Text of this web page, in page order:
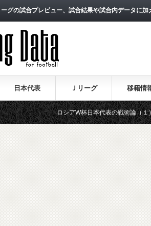
グの試合プレビュー、試合結果や試合内データに
日本代表 Ｊリーグ 移籍情
ロシアW杯日本代表の戦術論（１）～西野朗新